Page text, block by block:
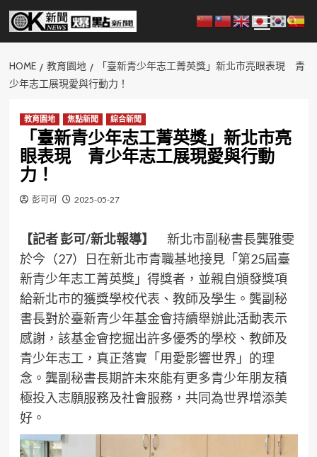
Skip
content
Menu
HOME 教育園地
「臺新青少年志工菁英獎」新北市亮眼表現 青
少年志工展現愛與行動力！
教育園地 焦點新聞 綜合新聞
「臺新青少年志工菁英獎」新北市亮
眼表現 青少年志工展現愛與行動
力！
彭可可 2025-05-27
【記者 彭可/新北報導】
新北市副秘書長龔雅雯
於今（27）日在新北市青職基地接見「第25屆臺
新青少年志工菁英獎」得獎者，並親自頒發獎項
給新北市的獲獎學校代表、教師及學生。龔副秘
書長對於臺新青少年基金會持續舉辦此活動表示
感謝，該基金會挖掘出許多優秀的學校、教師及
青少年志工，真正落實「用愛影響世界」的理
念。龔副秘書長期許未來能有更多青少年朋友積
極投入志願服務及社會服務，共同為世界增添美
好。